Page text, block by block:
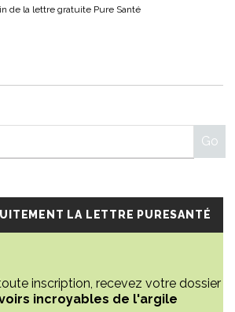
LA LETTRE PURESANTÉ
inscription, recevez votre dossier
incroyables de l'argile